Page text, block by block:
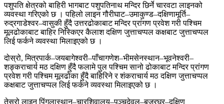
पशुपति क्षेत्रको बाहिरी भागबाट पशुपतिनाथ मन्दिर छिर्ने चारवटा लाइनको
व्यवस्था गरिएको छ । पहिलो लाइन गौरीघाट–उमाकुण्ड–दक्षिणामूर्ति–
रुद्रगाडेश्वर–वासुकी हुँदै उत्तरढोकाबाट मन्दिर प्रांगण प्रवेश गरी पश्चिम
मूलढोकाबाट बाहिर निस्किएर कैलाश दक्षिण जुत्ताचप्पल कक्षबाट जुत्ताचप्पल
लिई फर्कने व्यवस्था मिलाइएको छ ।
दोस्रो, मित्रपार्क–जयबागेश्वरी–पाँचागणेश–भीमसेनस्थान–भूवनेश्वरी–
शङ्कराचार्य मठ दक्षिण हुँदै फलामे पुल पश्चिम सानो ढोकाबाट मन्दिर प्रांगण
प्रवेश गरी पश्चिम मूलढोका हुँदै बाहिरिने र शंकराचार्य मठ दक्षिण जुत्ताचप्पल
कक्षबाट जुत्ताचप्पल लिई फर्कने व्यवस्था मिलाइएको छ ।
तेस्रो लाइन पिंगलास्थान–चारशिवालय–पञ्चदेवल–बज्रघर–दक्षिण